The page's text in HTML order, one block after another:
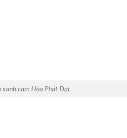
xanh cam Hòa Phát Đạt